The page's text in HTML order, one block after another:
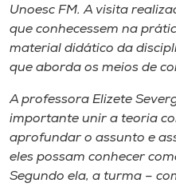
Biblioteca
Editora
Rádio
Museu
Unoesc FM. A visita
que conhecessem na
material didático da
que aborda os meios de
A professora Elizete
importante unir a teoria
aprofundar o assunto e
eles possam conhecer
Segundo ela, a turma –